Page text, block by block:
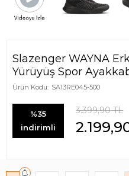
Slazenger WAYNA
Yürüyüş Spor
Ürün Kodu: SA13RE045-500
%35
indirimli
3.399,90TL